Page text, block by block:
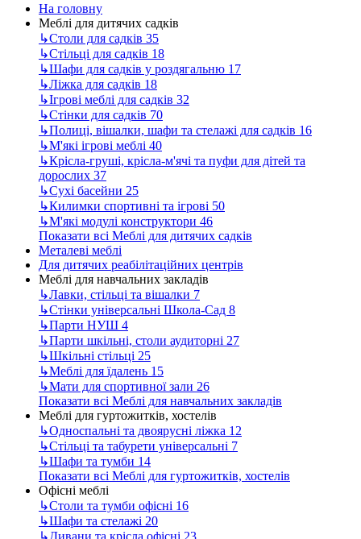
На головну
Меблі для дитячих садків
↳Столи для садків 35
↳Стільці для садків 18
↳Шафи для садків у роздягальню 17
↳Ліжка для садків 18
↳Ігрові меблі для садків 32
↳Стінки для садків 70
↳Полиці, вішалки, шафи та стелажі для садків 16
↳М'які ігрові меблі 40
↳Крісла-груші, крісла-м'ячі та пуфи для дітей та
дорослих 37
↳Сухі басейни 25
↳Килимки спортивні та ігрові 50
↳М'які модулі конструктори 46
Показати всі Меблі для дитячих садків
Металеві меблі
Для дитячих реабілітаційних центрів
Меблі для навчальних закладів
↳Лавки, стільці та вішалки 7
↳Стінки універсальні Школа-Сад 8
↳Парти НУШ 4
↳Парти шкільні, столи аудиторні 27
↳Шкільні стільці 25
↳Меблі для їдалень 15
↳Мати для спортивної зали 26
Показати всі Меблі для навчальних закладів
Меблі для гуртожитків, хостелів
↳Односпальні та двоярусні ліжка 12
↳Стільці та табурети універсальні 7
↳Шафи та тумби 14
Показати всі Меблі для гуртожитків, хостелів
Офісні меблі
↳Столи та тумби офісні 16
↳Шафи та стелажі 20
↳Дивани та крісла офісні 23